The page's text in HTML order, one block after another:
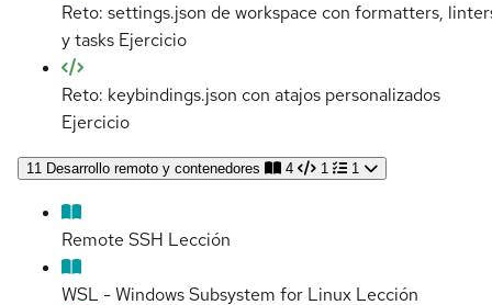
Reto: settings.json de workspace con formatters,
y tasks Ejercicio
Reto: keybindings.json con atajos personalizados
Ejercicio
11 Desarrollo remoto y contenedores 4 1 1
Remote SSH Lección
WSL - Windows Subsystem for Linux Lección